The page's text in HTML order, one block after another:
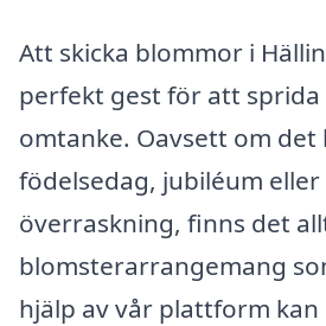
Att skicka blommor i
perfekt gest för att sprida
omtanke. Oavsett om det
födelsedag, jubiléum
överraskning, finns det
blomsterarrangemang
hjälp av vår plattform